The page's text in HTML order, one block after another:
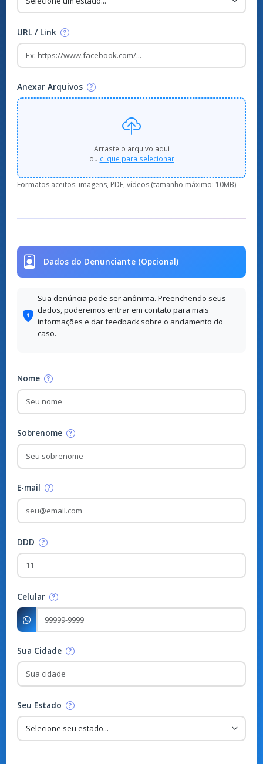
Estado
Anexar Arquivos
clique para selecionar
Formatos aceitos: imagens, PDF, vídeos (tamanho máximo:
Dados do Denunciante (Opcional)
Sua denúncia pode ser anônima. Preenchendo
dados, poderemos entrar em contato para mais
informações e dar feedback sobre o andamento
caso.
Sobrenome
E-mail
DDD